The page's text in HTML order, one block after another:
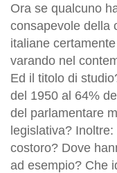
Ora se qualcuno
consapevole della
italiane
varando nel
Ed il titolo di
del 1950 al 64%
del parlamentare
legislativa?
costoro? Dove
ad esempio? Che